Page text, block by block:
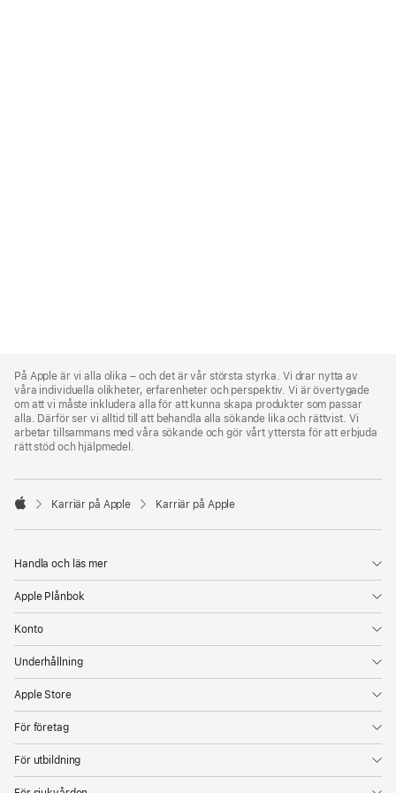
Footer
På Apple är vi alla olika – och det är vår största styrka. Vi drar nytta av
våra individuella olikheter, erfarenheter och perspektiv. Vi är övertygade
om att vi måste inkludera alla för att kunna skapa produkter som passar
alla. Därför ser vi alltid till att behandla alla sökande lika och rättvist. Vi
arbetar tillsammans med våra sökande och gör vårt yttersta för att erbjuda
rätt stöd och hjälpmedel.

Karriär på Apple Karriär på Apple
Handla och läs mer
Apple Plånbok
Konto
Underhållning
Apple Store
För företag
För utbildning